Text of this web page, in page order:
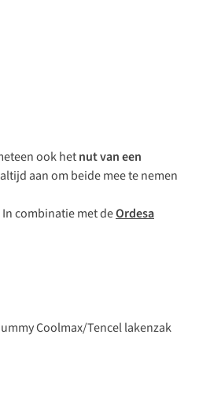
ook hetnut van een
aan om beide mee te nemen
combinatie met deOrdesa
Coolmax/Tencel lakenzak